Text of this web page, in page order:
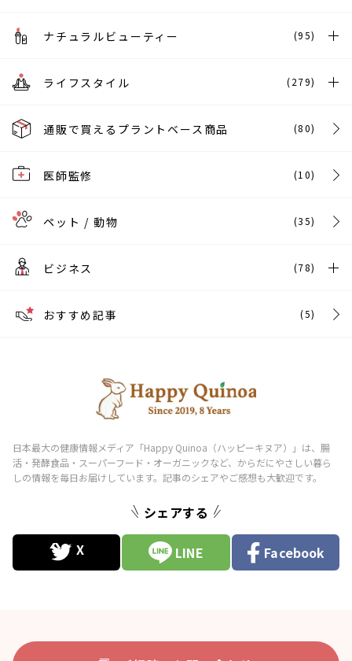
ナチュラルビューティー (95)
ライフスタイル (279)
通販で買えるプラントベース商品 (80)
医師監修 (10)
ペット / 動物 (35)
ビジネス (78)
おすすめ記事 (5)
シェアする
LINE Facebook